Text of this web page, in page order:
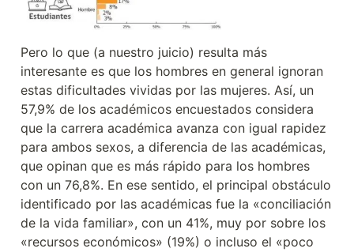
Pero lo que (a nuestro juicio) resulta más
interesante es que los hombres en general ignoran
estas dificultades vividas por las mujeres. Así, un
57,9% de los académicos encuestados considera
que la carrera académica avanza con igual rapidez
para ambos sexos, a diferencia de las académicas,
que opinan que es más rápido para los hombres
con un 76,8%. En ese sentido, el principal obstáculo
identificado por las académicas fue la «conciliación
de la vida familiar», con un 41%, muy por sobre los
«recursos económicos» (19%) o incluso el «poco